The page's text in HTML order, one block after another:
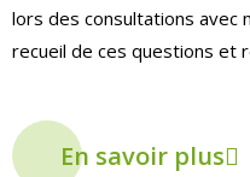
lors des consultations avec
recueil de ces questions et
En savoir plus